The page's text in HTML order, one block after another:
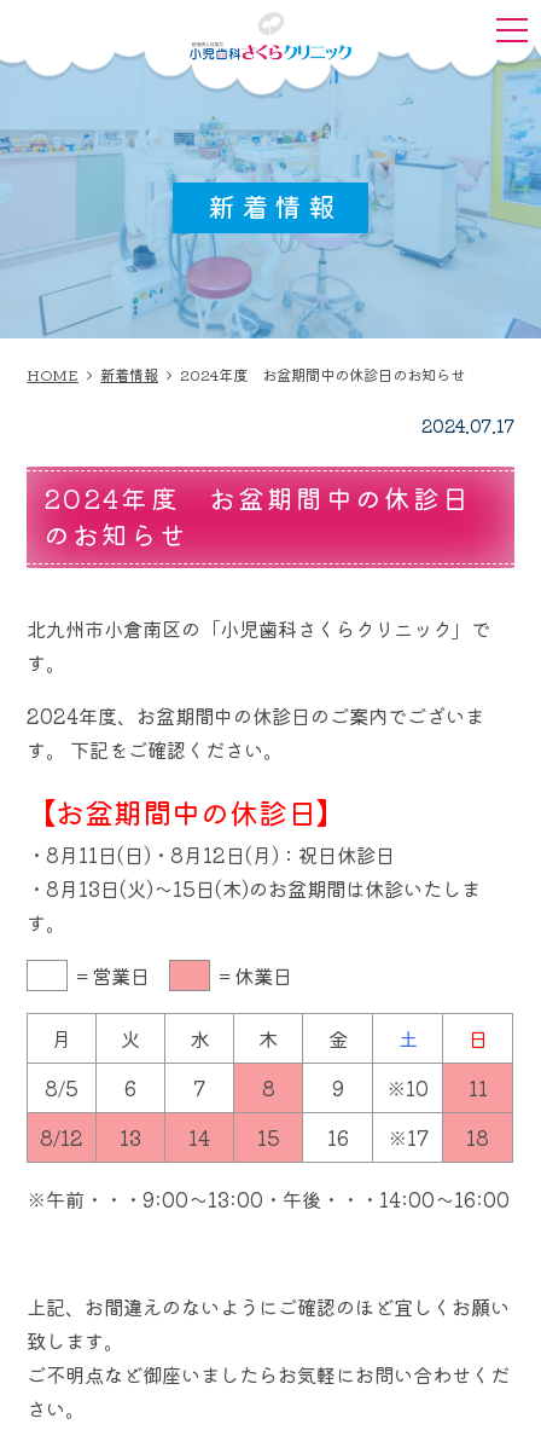
新着情報
HOME 新着情報 2024年度 お盆期間中の休診日のお知らせ
2024.07.17
2024年度 お盆期間中の休診日
のお知らせ
北九州市小倉南区の「小児歯科さくらクリニック」で
す。
2024年度、お盆期間中の休診日のご案内でございま
す。 下記をご確認ください。
【お盆期間中の休診日】
・8月11日(日)・8月12日(月)：祝日休診日
・8月13日(火)～15日(木)のお盆期間は休診いたしま
す。
＝営業日
＝休業日
月 火 水 木 金 土
日
8/5
6 7 8 9 ※10
11
8/12
13 14 15 16 ※17 18
※午前・・・9:00～13:00・午後・・・14:00～16:00
上記、お間違えのないようにご確認のほど宜しくお願い
致します。
ご不明点など御座いましたらお気軽にお問い合わせくだ
さい。